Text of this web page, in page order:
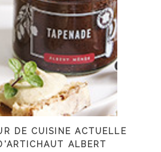
DE CUISINE ACTUELLE
ALBERT